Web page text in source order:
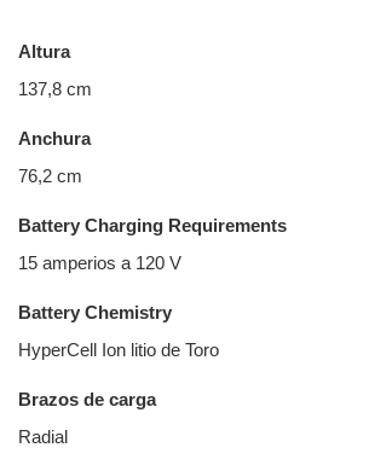
Altura
137,8 cm
Anchura
76,2 cm
Battery Charging Requirements
15 amperios a 120 V
Battery Chemistry
HyperCell Ion litio de Toro
Brazos de carga
Radial